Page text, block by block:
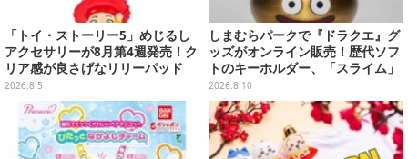
「トイ・ストーリー5」めじるし
アクセサリーが8月第4週発売！ク
リア感が良さげなリリーパッド
や、ジェシーなど全5種ラインナ
ップ
2026.8.5
しまむらパークで『ドラクエ』グ
ッズがオンライン販売！歴代ソフ
トのキーホルダー、「スライム」
「ロトの剣&盾」などのメタルフ
ィギュアも
2026.8.10